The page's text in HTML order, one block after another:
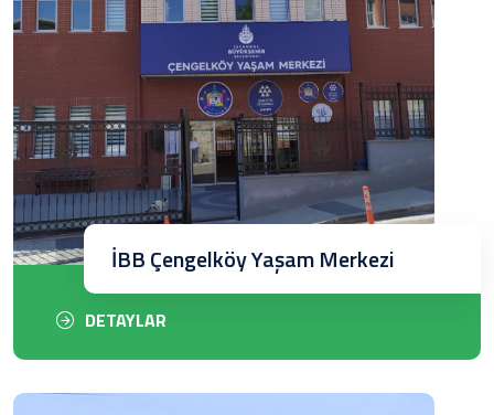
DETAYLAR
İBB Çengelköy Yaşam Merkezi